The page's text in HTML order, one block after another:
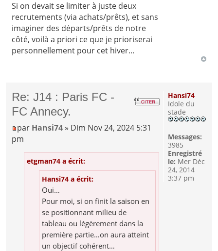
Si on devait se limiter à juste deux
recrutements (via achats/prêts), et sans
imaginer des départs/prêts de notre
côté, voilà a priori ce que je prioriserai
personnellement pour cet hiver...
Re: J14 : Paris FC -
FC Annecy.
par Hansi74 » Dim Nov 24, 2024 5:31
pm
etgman74 a écrit:
Hansi74 a écrit:
Oui…
Pour moi, si on finit la saison en
se positionnant milieu de
tableau ou légèrement dans la
première partie…on aura atteint
un objectif cohérent…
Hansi74
Idole du
stade
Messages:
3985
Enregistré
le: Mer Déc
24, 2014
3:37 pm